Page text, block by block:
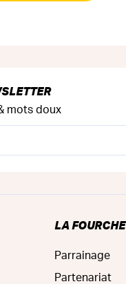
mots doux
LA FOURCHE
Parrainage
Partenariat